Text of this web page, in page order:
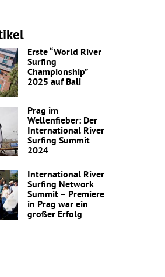
Erste “World River
Surfing
Championship”
2025 auf Bali
Prag im
Wellenfieber: Der
International River
Surfing Summit
2024
International River
Surfing Network
Summit – Premiere
in Prag war ein
großer Erfolg